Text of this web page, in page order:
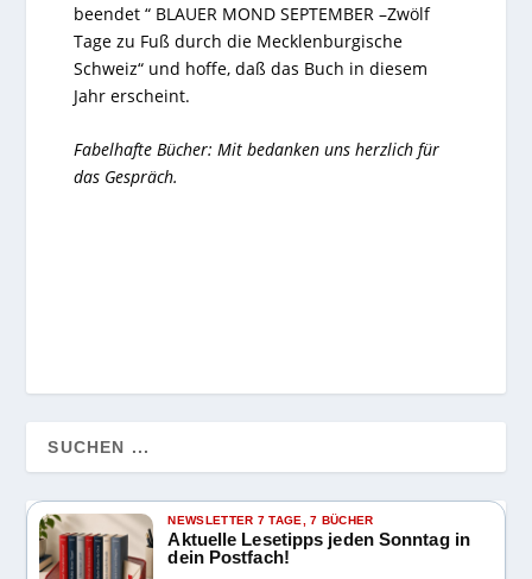
beendet “ BLAUER MOND SEPTEMBER –Zwölf
Tage zu Fuß durch die Mecklenburgische
Schweiz“ und hoffe, daß das Buch in diesem
Jahr erscheint.
Fabelhafte Bücher: Mit bedanken uns herzlich für
das Gespräch.
NEWSLETTER 7 TAGE, 7 BÜCHER
Aktuelle Lesetipps jeden Sonntag in
dein Postfach!